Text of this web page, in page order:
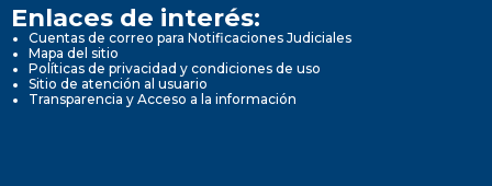
Enlaces de interés:
Cuentas de correo para Notificaciones Judiciales
Mapa del sitio
Políticas de privacidad y condiciones de uso
Sitio de atención al usuario
Transparencia y Acceso a la información